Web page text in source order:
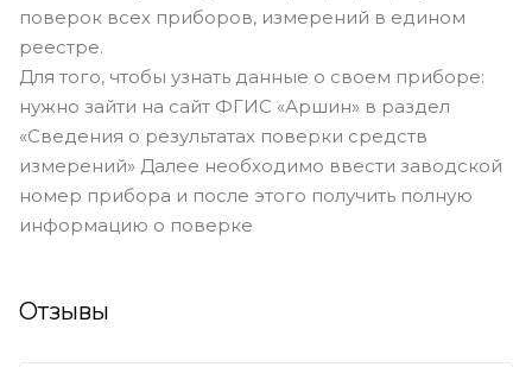
поверок всех приборов, измерений в едином
реестре.
Для того, чтобы узнать данные о своем приборе:
нужно зайти на сайт ФГИС «Аршин» в раздел
«Сведения о результатах поверки средств
измерений» Далее необходимо ввести заводской
номер прибора и после этого получить полную
информацию о поверке
Отзывы